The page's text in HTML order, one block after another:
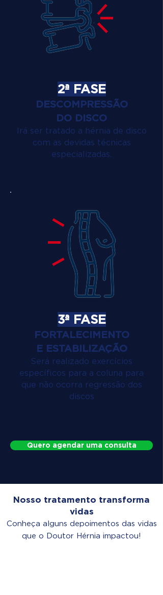
2ª FASE
DESCOMPRESSÃO
DO DISCO
Irá ser tratado a hérnia de disco
com as devidas técnicas
especializadas.
3ª FASE
FORTALECIMENTO
E ESTABILIZAÇÃO
Será realizado exercícios
específicos para a coluna para
que não ocorra regressão dos
discos
Quero agendar uma consulta
Nosso tratamento transforma
vidas
Conheça alguns depoimentos das vidas
que o Doutor Hérnia impactou!